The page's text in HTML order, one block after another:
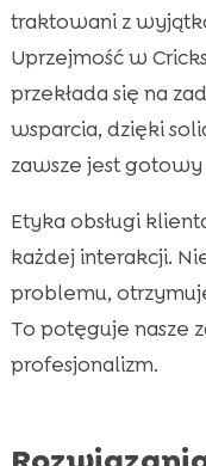
traktowani z
Uprzejmość w
przekłada się na
wsparcia, dzięki
zawsze jest
Etyka obsługi
każdej interakcji.
problemu,
To potęguje nasze
profesjonalizm.